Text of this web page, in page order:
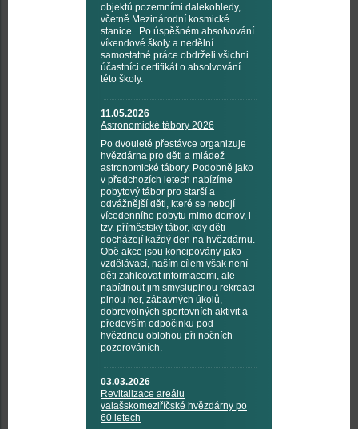
objektů pozemními dalekohledy,
včetně Mezinárodní kosmické
stanice. Po úspěšném absolvování
víkendové školy a nedělní
samostatné práce obdrželi všichni
účastníci certifikát o absolvování
této školy.
11.05.2026
Astronomické tábory 2026
Po dvouleté přestávce organizuje
hvězdárna pro děti a mládež
astronomické tábory. Podobně jako
v předchozích letech nabízíme
pobytový tábor pro starší a
odvážnější děti, které se nebojí
vícedenního pobytu mimo domov, i
tzv. příměstský tábor, kdy děti
docházejí každý den na hvězdárnu.
Obě akce jsou koncipovány jako
vzdělávací, naším cílem však není
děti zahlcovat informacemi, ale
nabídnout jim smysluplnou rekreaci
plnou her, zábavných úkolů,
dobrovolných sportovních aktivit a
především odpočinku pod
hvězdnou oblohou při nočních
pozorováních.
03.03.2026
Revitalizace areálu
valašskomeziříčské hvězdárny po
60 letech